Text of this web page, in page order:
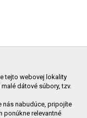
tejto webovej lokality
dátové súbory, tzv.
nás nabudúce, pripojíte
ponúkne relevantné